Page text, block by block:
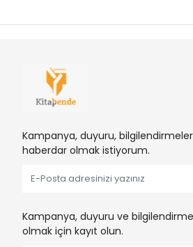
Kampanya, duyuru,
haberdar olmak istiyorum.
Kampanya, duyuru ve
olmak için kayıt olun.